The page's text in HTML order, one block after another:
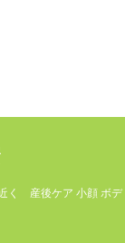
く 産後ケア 小顔 ボデ